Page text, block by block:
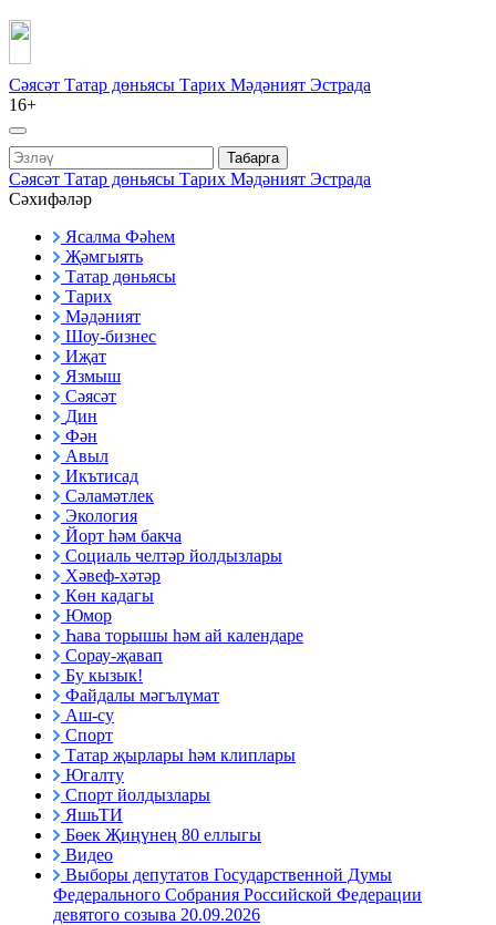
Сәясәт Татар дөньясы Тарих Мәдәният Эстрада
16+
Табарга
Сәясәт Татар дөньясы Тарих Мәдәният Эстрада
Сәхифәләр
Ясалма Фәһем
Җәмгыять
Татар дөньясы
Тарих
Мәдәният
Шоу-бизнес
Иҗат
Язмыш
Сәясәт
Дин
Фән
Авыл
Икътисад
Сәламәтлек
Экология
Йорт һәм бакча
Социаль челтәр йолдызлары
Хәвеф-хәтәр
Көн кадагы
Юмор
Һава торышы һәм ай календаре
Сорау-җавап
Бу кызык!
Файдалы мәгълүмат
Аш-су
Спорт
Татар җырлары һәм клиплары
Югалту
Спорт йолдызлары
ЯшьТИ
Бөек Җиңүнең 80 еллыгы
Видео
Выборы депутатов Государственной Думы
Федерального Собрания Российской Федерации
девятого созыва 20.09.2026